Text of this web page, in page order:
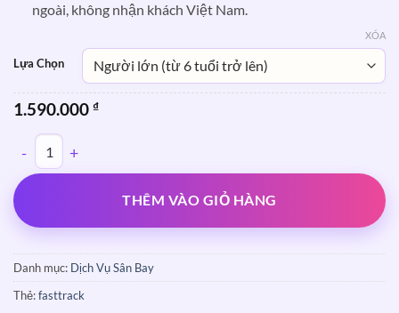
ngoài, không nhận khách Việt Nam.
Lựa Chọn
XÓA
1.590.000 ₫
Fast Track Xuất Cảnh Tất Cả Các Sân Bay (Không hổ trợ các hãng
THÊM VÀO GIỎ HÀNG
Danh mục: Dịch Vụ Sân Bay
Thẻ:fasttrack